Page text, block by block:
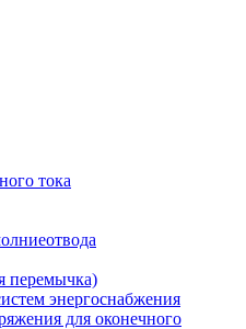
тока
перемычка)
энергоснабжения
для оконечного